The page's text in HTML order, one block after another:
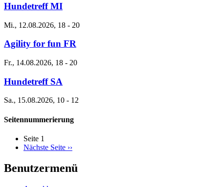
Hundetreff MI
Mi., 12.08.2026, 18 - 20
Agility for fun FR
Fr., 14.08.2026, 18 - 20
Hundetreff SA
Sa., 15.08.2026, 10 - 12
Seitennummerierung
Seite 1
Nächste Seite ››
Benutzermenü